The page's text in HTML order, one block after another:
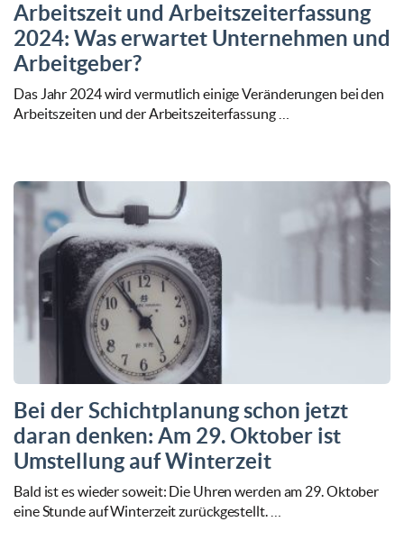
Arbeitszeit und Arbeitszeiterfassung
2024: Was erwartet Unternehmen und
Arbeitgeber?
Das Jahr 2024 wird vermutlich einige Veränderungen bei den
Arbeitszeiten und der Arbeitszeiterfassung …
Bei der Schichtplanung schon jetzt
daran denken: Am 29. Oktober ist
Umstellung auf Winterzeit
Bald ist es wieder soweit: Die Uhren werden am 29. Oktober
eine Stunde auf Winterzeit zurückgestellt. …